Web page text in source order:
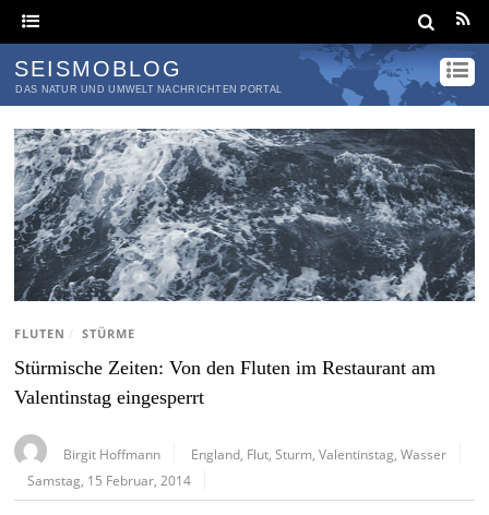
SEISMOBLOG
DAS NATUR UND UMWELT NACHRICHTEN PORTAL
FLUTEN / STÜRME
Stürmische Zeiten: Von den Fluten im Restaurant am
Valentinstag eingesperrt
Birgit Hoffmann England Flut ,Sturm ,Valentinstag ,Wasser
Samstag, 15 Februar, 2014